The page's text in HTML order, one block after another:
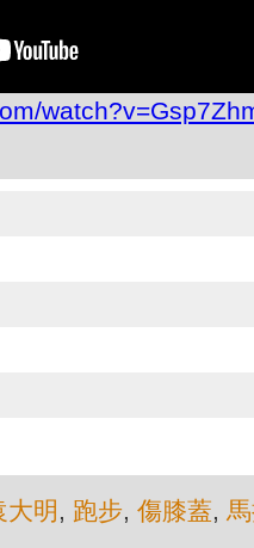
大明 , 跑步, 傷膝蓋,